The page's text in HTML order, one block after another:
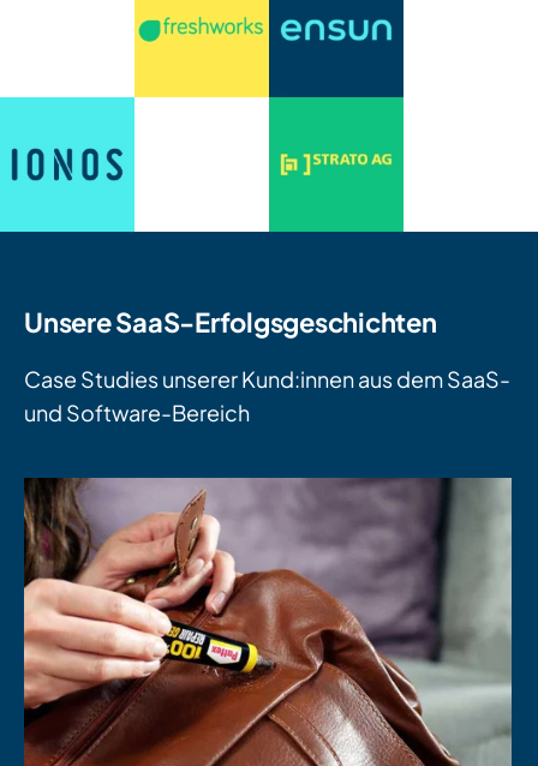
Unsere SaaS-Erfolgsgeschichten
Case Studies unserer Kund:innen aus dem SaaS-
und Software-Bereich